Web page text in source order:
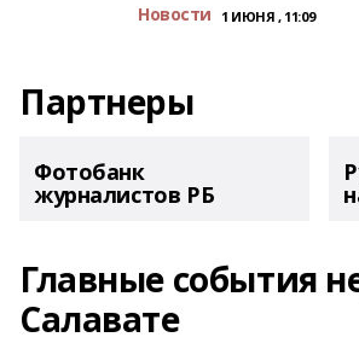
Новости 1 ИЮНЯ , 11:09
Партнеры
Фотобанк
журналистов РБ
Главные события
Салавате